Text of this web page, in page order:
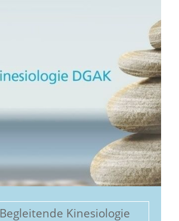
Kinesiologie